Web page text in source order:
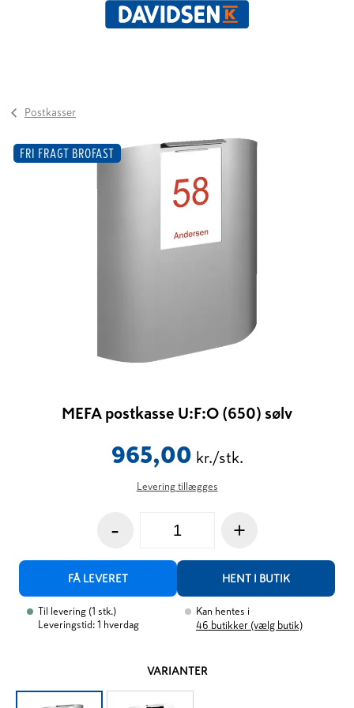
Postkasser
FRI FRAGT BROFAST
MEFA postkasse U:F:O (650) sølv
965,00 kr./stk.
Levering tillægges
- +
FÅ LEVERET HENT I BUTIK
Til levering (1 stk.)
Leveringstid: 1 hverdag
Kan hentes i
46 butikker (vælg butik)
VARIANTER